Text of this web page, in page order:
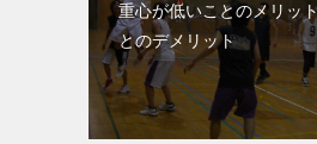
重心が低いことのメリッ
とのデメリット